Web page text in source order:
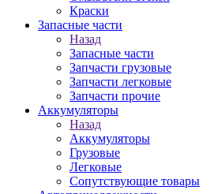
Краски
Запасные части
Назад
Запасные части
Запчасти грузовые
Запчасти легковые
Запчасти прочие
Аккумуляторы
Назад
Аккумуляторы
Грузовые
Легковые
Сопутствующие товары